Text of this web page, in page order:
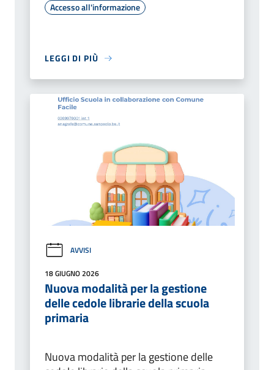
Accesso all'informazione
LEGGI DI PIÙ
AVVISI
18 GIUGNO 2026
Nuova modalità per la gestione
delle cedole librarie della scuola
primaria
Nuova modalità per la gestione delle